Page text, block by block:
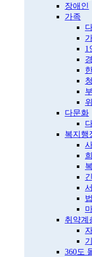
장애인
가족
1
다문화
복지행
취약계
360도